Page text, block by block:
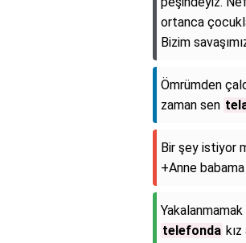
ortanca
Bizim
Ömrümden
zaman sen
Bir şey istiyor
+Anne
Yakalanmamak
telefonda